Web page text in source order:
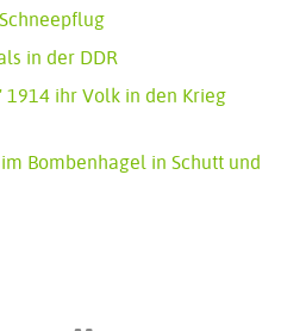
in der DDR
ihr Volk in den Krieg
Bombenhagel in Schutt und